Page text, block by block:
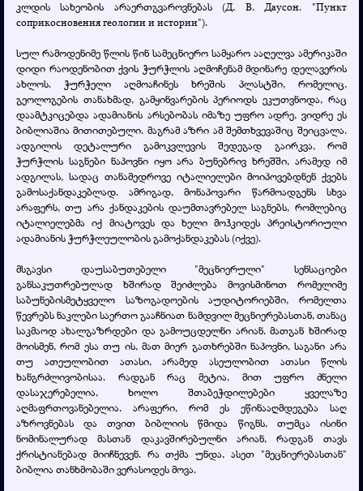
კლდის სახეობის არაერთგვაროვნებას (Д. В. Даусон. "Пункт
соприкосновения геологии и истории").
სულ რამოდენიმე წლის წინ სამეცნიერო სამყარო ააღელვა ამერიკაში
დიდი რაოდენობით ქვის ჭურჭლის აღმოჩენამ მდინარე დელავერის
ახლოს. ჭურჭელი აღმოაჩინეს ხრეშის პლასტში, რომელიც,
გეოლოგების თანახმად, გამყინვარების პერიოდს ეკუთვნოდა, რაც
დაამტკიცებდა ადამიანის არსებობას იმაზე უფრო ადრე, ვიდრე ეს
ბიბლიაშია მითითებული. მაგრამ აზრი ამ შემთხვევაშიც შეიცვალა.
ადგილის დეტალური გამოკვლევის შედეგად გაირკვა, რომ
ჭურჭლის საგნები ნაპოვნი იყო არა ბუნებრივ ხრეშში, არამედ იმ
ადგილას, სადაც თანამედროვე იტალიელები მოიპოვებდნენ ქვებს
გამოსაქანდაკებლად. ამრიგად, მონაპოვარი წარმოადგენს სხვა
არაფერს, თუ არა ქანდაკების დაუმთავრებელ საგნებს, რომლებიც
იტალიელებმა იქ მიატოვეს და ხელი მოჰკიდეს პრეისტორიული
ადამიანის ჭურჭლეულობის გამოქანდაკებას (იქვე).
მსგავსი დაუსაბუთებელი "მეცნიერული" სენსაციები
განსაკუთრებულად ხშირად შეიძლება მოვისმინოთ რომელიმე
საბუნებისმეტყველო საზოგადოების აუდიტორიებში, რომელთა
წევრებს ნაკლები საერთო გააჩნიათ ნამდვილ მეცნიერებასთან, თანაც
საკმაოდ ახალგაზრდები და გამოუცდელნი არიან. მათგან ხშირად
მოისმენ, რომ ესა თუ ის, მათ მიერ გათხრებში ნაპოვნი, საგანი არა
თუ ათეულობით ათასი, არამედ ასეულობით ათასი წლის
ხანგრძლივობისაა. რადგან რაც მეტია, მით უფრო ძნელი
დასაჯერებელია, ხოლო შთაბეჭდილებები ყველაზე
აღმაფრთოვანებელია. არაფერი, რომ ეს ეწინააღმდეგება საღ
აზროვნებას და თვით ბიბლიის წმიდა წიგნს, თუმცა ისინი
ნომინალურად მასთან დაკავშირებულნი არიან, რადგან თავს
ქრისტიანებად მიიჩნევენ. რა თქმა უნდა, ასეთ "მეცნიერებასთან"
ბიბლია თანხმობაში ვერასოდეს მოვა.